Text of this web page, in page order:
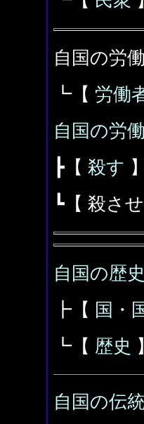
自国の労
┗【 労働
自国の労
┣【 殺す 】
┗【 殺させ
自国の歴史
┣【 国・
┗【 歴史 】
自国の伝